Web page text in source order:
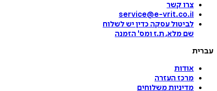
צרו קשר
service@e-vrit.co.il
לביטול עסקה כדין יש לשלוח
שם מלא, ת.ז ומס' הזמנה
עברית
אודות
מרכז העזרה
מדיניות משלוחים